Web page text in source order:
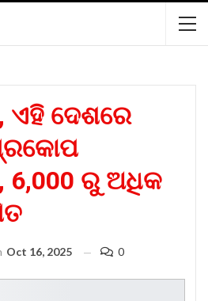
ଏହି ଦେଶରେ
6,000 ରୁ ଅଧିକ
Oct 16, 2025 0